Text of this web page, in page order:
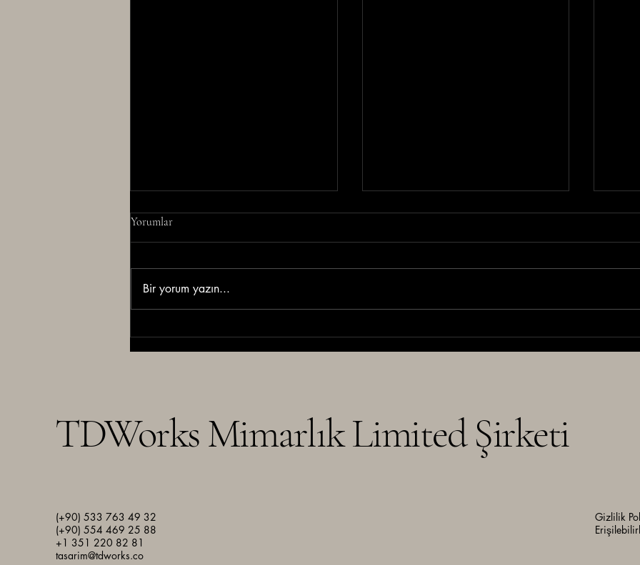
Yorumlar
Bir yorum yazın...
TDWorks MimarlıkLimited Şirketi
(+90) 533 763 49 32
(+90) 554 469 25 88
+1 351 220 82 81
tasarim@tdworks.co
Gizlilik